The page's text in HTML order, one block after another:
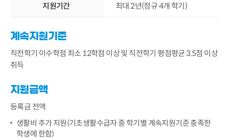
지원기간 최대 2년(정규 4개 학기)
계속지원기준
직전학기 이수학점 최소 12학점 이상 및 직전학기 평점평균 3.5점 이상
취득
지원금액
등록금 전액
생활비 추가 지원(기초생활수급자 중 학기별 계속지원기준 충족한
학생에 한함)